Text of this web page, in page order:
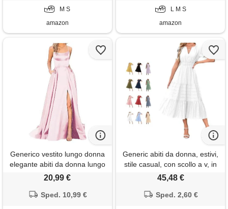
M S
amazon
L M S
amazon
Generico vestito lungo donna
elegante abiti da donna lungo
senza maniche schiena
abito spaghetti straps linea a
20,99 €
Sped. 10,99 €
Generic abiti da donna, estivi,
stile casual, con scollo a v, in
cotone, midi, con tasche, a
svolazzanti, stile bohémien,
45,48 €
Sped. 2,60 €